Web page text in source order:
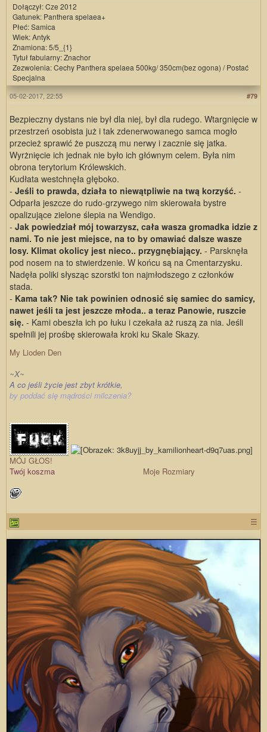
Dołączył: Cze 2012
Gatunek: Panthera spelaea+
Płeć: Samica
Wiek: Antyk
Znamiona: 5/5_{1}
Tytuł fabularny: Znachor
Zezwolenia: Cechy Panthera spelaea 500kg/ 350cm(bez ogona) / Postać
Specjalna
#79
05-02-2017, 22:55
Bezpieczny dystans nie był dla niej, był dla rudego. Wtargnięcie w
przestrzeń osobista już i tak zdenerwowanego samca mogło
przecież sprawić że puszczą mu nerwy i zacznie się jatka.
Wyrżnięcie ich jednak nie było ich głównym celem. Była nim
obrona terytorium Królewskich.
Kudłata westchnęła głęboko.
- Jeśli to prawda, działa to niewątpliwie na twą korzyść. -
Odparła jeszcze do rudo-grzywego nim skierowała bystre
opalizujące zielone ślepia na Wendigo.
- Jak powiedział mój towarzysz, cała wasza gromadka idzie z
nami. To nie jest miejsce, na to by omawiać dalsze wasze
losy. Klimat okolicy jest nieco.. przygnębiający. - Parsknęła
pod nosem na to stwierdzenie. W końcu są na Cmentarzysku.
Nadęła poliki słysząc szorstki ton najmłodszego z członków
stada.
- Kama tak? Nie tak powinien odnosić się samiec do samicy,
nawet jeśli ta jest jeszcze młoda.. a teraz Panowie, ruszcie
się. - Kami obeszła ich po łuku i czekała aż ruszą za nia. Jeśli
spełnili jej prośbę skierowała kroki ku Skale Skazy.
My Lioden Den
~X~
A co jeśli życie jest zbyt krótkie,
by poddać się mądrości milczenia?
MÓJ GŁOS!
Twój koszma Moje Rozmiary
☰